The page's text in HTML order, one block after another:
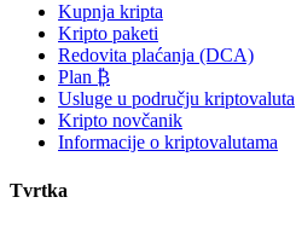
Kupnja kripta
Kripto paketi
Redovita plaćanja (DCA)
Plan ₿
Usluge u području kriptovaluta
Kripto novčanik
Informacije o kriptovalutama
Tvrtka